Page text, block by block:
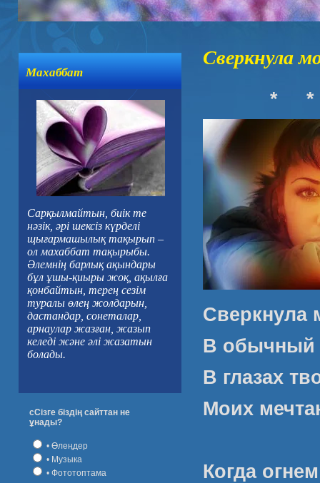
Махаббат
Сарқылмайтын, биік те
нәзік, әрі шексіз күрделі
щығармашылық тақырып –
ол махаббат тақырыбы.
Әлемнің барлық ақындары
бұл ұшы-қиыры жоқ, ақылға
қонбайтын, терең сезім
туралы өлең жолдарын,
дастандар, сонеталар,
арнаулар жазған, жазып
келеді және әлі жазатын
болады.
сСізге біздің сайттан не
ұнады?
• Өлеңдер
• Музыка
• Фототоптама
Сверкнула
* *
Сверкнула
В обычный
В глазах
Моих
Когда